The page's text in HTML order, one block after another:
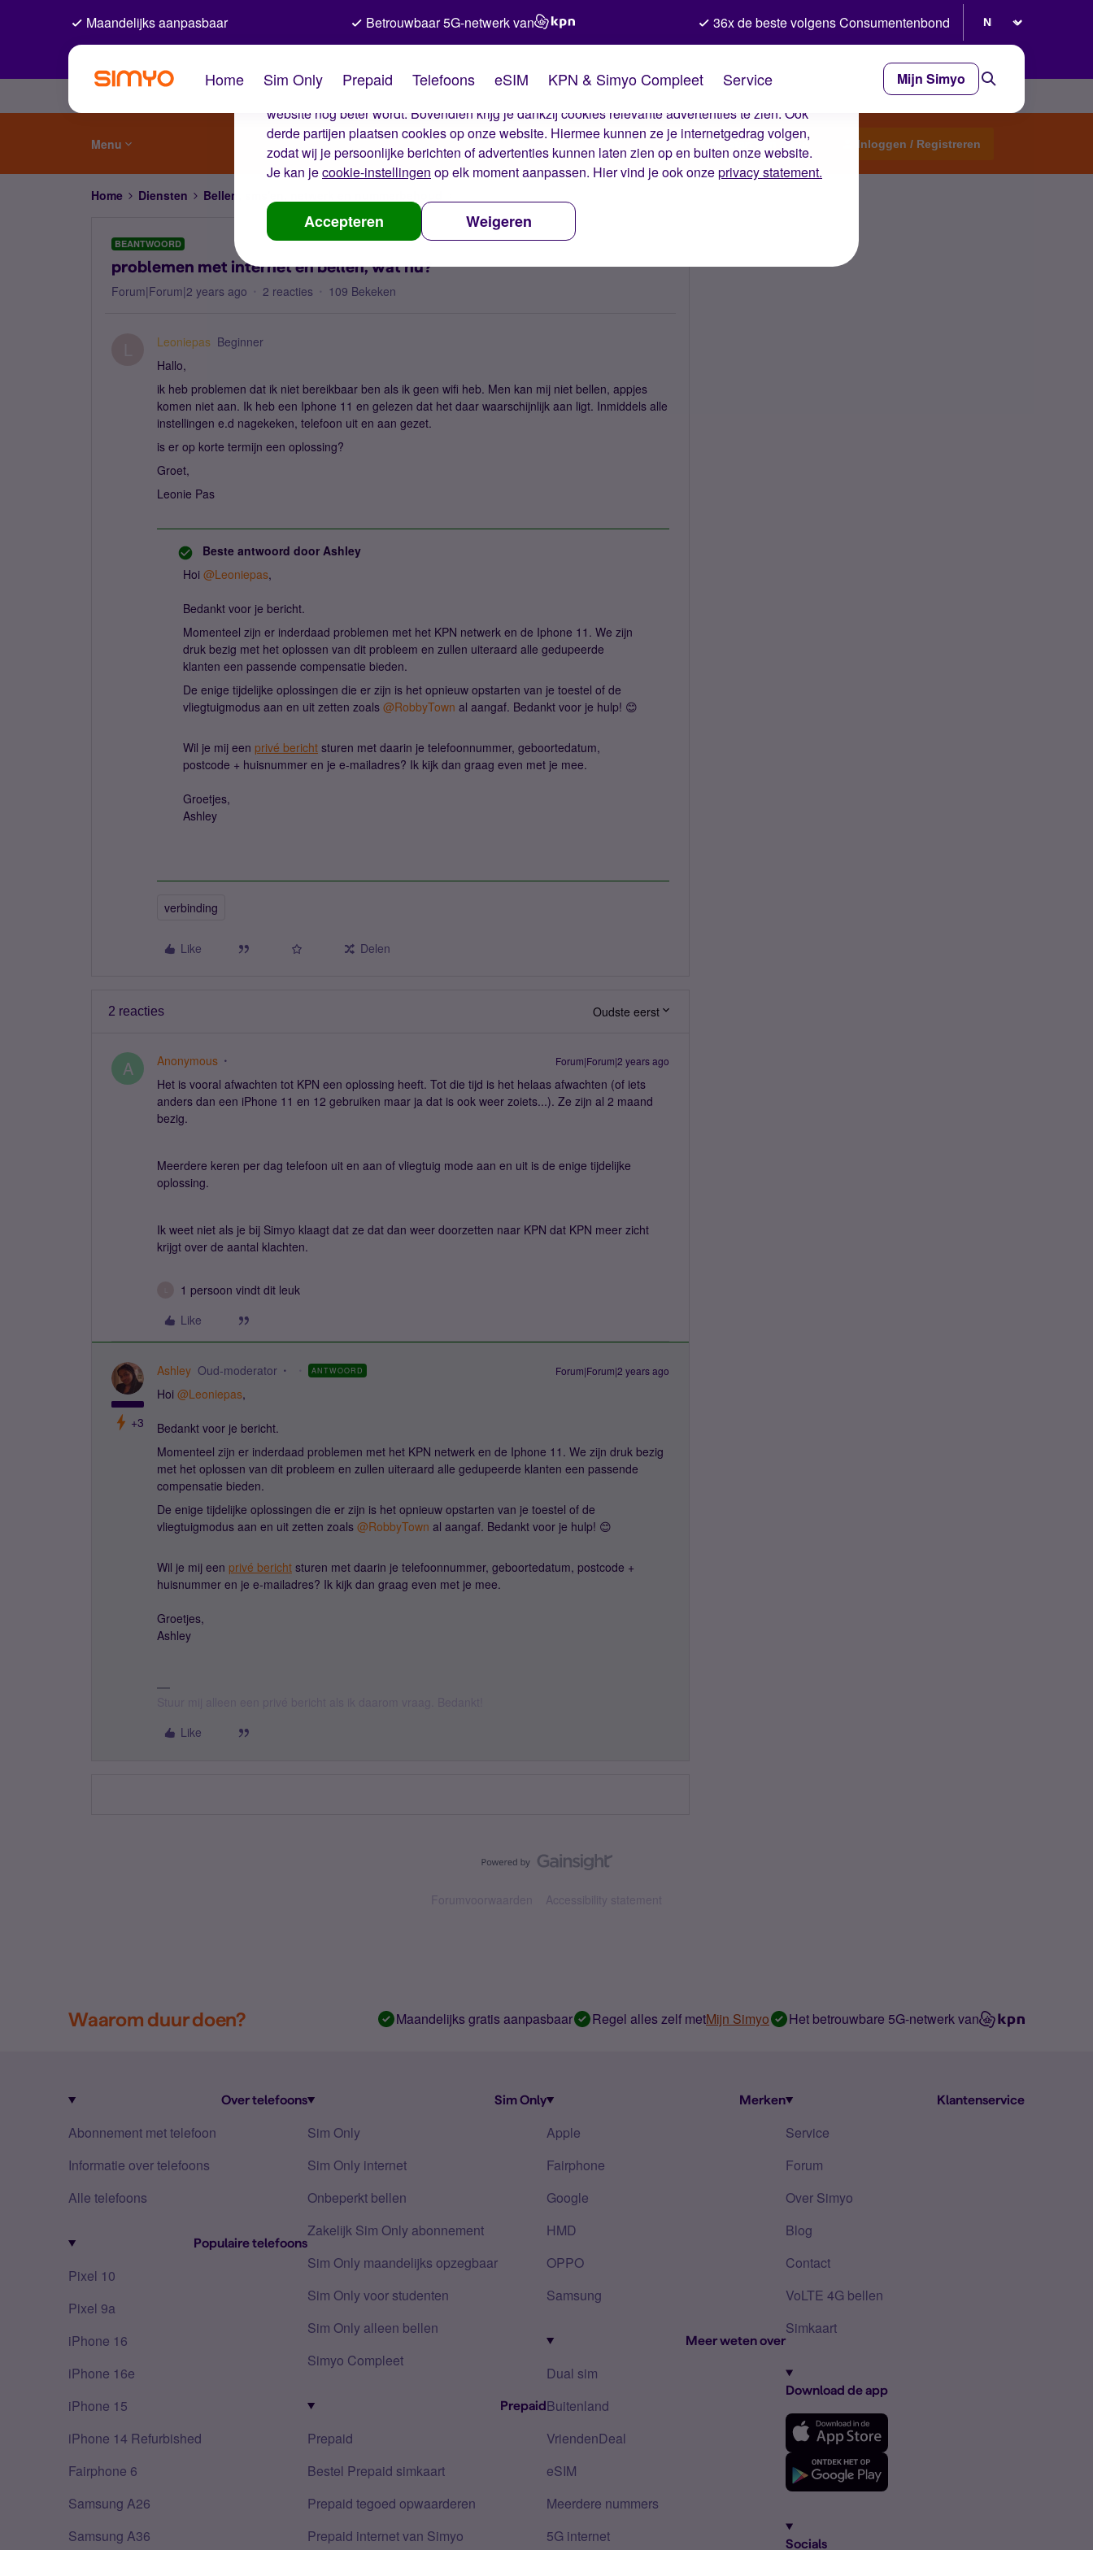
De cookies van Simyo
Wij gebruiken cookies op onze website. Met deze cookies zorgen wij ervoor dat je ervaring op de
website nog beter wordt. Bovendien krijg je dankzij cookies relevante advertenties te zien. Ook
derde partijen plaatsen cookies op onze website. Hiermee kunnen ze je internetgedrag volgen,
zodat wij je persoonlijke berichten of advertenties kunnen laten zien op en buiten onze website.
Je kan jecookie-instellingen op elk moment aanpassen. Hier vind je ook onzeprivacy statement.
Accepteren Weigeren
Maandelijks aanpasbaar Betrouwbaar 5G-netwerk van 36x de beste volgens Consumentenbond
Home Sim Only Prepaid Telefoons eSIM KPN & Simyo Compleet Service Mijn Simyo
Menu Start een topic Inloggen / Registreren
Home Diensten Bellen, sms'en, netwerk en nummerbehoud
BEANTWOORD
problemen met internet en bellen, wat nu?
Forum|Forum|2 years ago 2 reacties 109 Bekeken
Leoniepas Beginner
Hallo,
ik heb problemen dat ik niet bereikbaar ben als ik geen wifi heb. Men kan mij niet bellen, appjes
komen niet aan. Ik heb een Iphone 11 en gelezen dat het daar waarschijnlijk aan ligt. Inmiddels alle
instellingen e.d nagekeken, telefoon uit en aan gezet.
is er op korte termijn een oplossing?
Groet,
Leonie Pas
Beste antwoord door Ashley
Hoi @Leoniepas,
Bedankt voor je bericht.
Momenteel zijn er inderdaad problemen met het KPN netwerk en de Iphone 11. We zijn
druk bezig met het oplossen van dit probleem en zullen uiteraard alle gedupeerde
klanten een passende compensatie bieden.
De enige tijdelijke oplossingen die er zijn is het opnieuw opstarten van je toestel of de
vliegtuigmodus aan en uit zetten zoals @RobbyTown al aangaf. Bedankt voor je hulp! 😊
Wil je mij een privé bericht sturen met daarin je telefoonnummer, geboortedatum,
postcode + huisnummer en je e-mailadres? Ik kijk dan graag even met je mee.
Groetjes,
Ashley
verbinding
Like Delen
2 reacties Oudste eerst
A Anonymous Forum|Forum|2 years ago
Het is vooral afwachten tot KPN een oplossing heeft. Tot die tijd is het helaas afwachten (of iets
anders dan een iPhone 11 en 12 gebruiken maar ja dat is ook weer zoiets...). Ze zijn al 2 maand
bezig.
Meerdere keren per dag telefoon uit en aan of vliegtuig mode aan en uit is de enige tijdelijke
oplossing.
Ik weet niet als je bij Simyo klaagt dat ze dat dan weer doorzetten naar KPN dat KPN meer zicht
krijgt over de aantal klachten.
1 persoon vindt dit leuk
Like
+3
Ashley Oud-moderator ANTWOORD Forum|Forum|2 years ago
Hoi @Leoniepas,
Bedankt voor je bericht.
Momenteel zijn er inderdaad problemen met het KPN netwerk en de Iphone 11. We zijn druk bezig
met het oplossen van dit probleem en zullen uiteraard alle gedupeerde klanten een passende
compensatie bieden.
De enige tijdelijke oplossingen die er zijn is het opnieuw opstarten van je toestel of de
vliegtuigmodus aan en uit zetten zoals @RobbyTown al aangaf. Bedankt voor je hulp! 😊
Wil je mij een privé bericht sturen met daarin je telefoonnummer, geboortedatum, postcode +
huisnummer en je e-mailadres? Ik kijk dan graag even met je mee.
Groetjes,
Ashley
Like
Forumvoorwaarden Accessibility statement
Waarom duur doen? Maandelijks gratis aanpasbaar Regel alles zelf metMijn Simyo Het betrouwbare 5G-netwerk van
Over telefoons
Abonnement met telefoon
Informatie over telefoons
Alle telefoons
Populaire telefoons
Pixel 10
Pixel 9a
iPhone 16
iPhone 16e
iPhone 15
iPhone 14 Refurbished
Fairphone 6
Samsung A26
Samsung A36
Sim Only
Sim Only
Sim Only internet
Onbeperkt bellen
Zakelijk Sim Only abonnement
Sim Only maandelijks opzegbaar
Sim Only voor studenten
Sim Only alleen bellen
Simyo Compleet
Prepaid
Prepaid
Bestel Prepaid simkaart
Prepaid tegoed opwaarderen
Prepaid internet van Simyo
Merken
Apple
Fairphone
Google
HMD
OPPO
Samsung
Meer weten over
Dual sim
Buitenland
VriendenDeal
eSIM
Meerdere nummers
5G internet
Klantenservice
Service
Forum
Over Simyo
Blog
Contact
VoLTE 4G bellen
Simkaart
Download de app
Socials